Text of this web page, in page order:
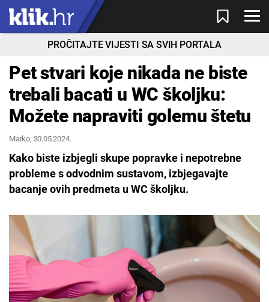
PROČITAJTE VIJESTI SA SVIH PORTALA
Pet stvari koje nikada ne biste
trebali bacati u WC školjku:
Možete napraviti golemu štetu
Marko, 30.05.2024.
Kako biste izbjegli skupe popravke i nepotrebne
probleme s odvodnim sustavom, izbjegavajte
bacanje ovih predmeta u WC školjku.